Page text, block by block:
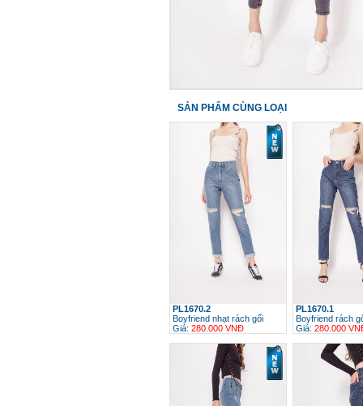
SẢN PHẨM CÙNG LOẠI
PL1670.2
Boyfriend nhạt rách gối
Giá: 280.000 VNĐ
PL1670.1
Boyfriend rách
Giá: 280.000